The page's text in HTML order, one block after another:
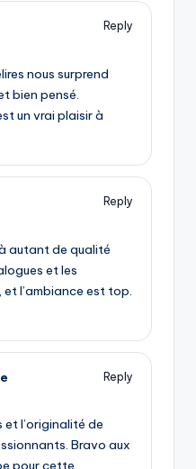
Reply
nous surprend
bien pensé.
un vrai plaisir à
Reply
autant de qualité
et les
l’ambiance est top.
Reply
et l’originalité de
Bravo aux
pour cette